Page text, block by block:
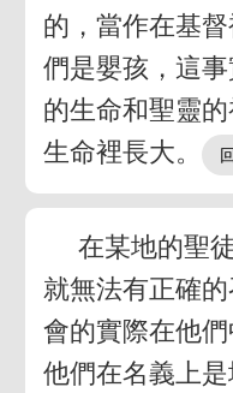
的，當作在基
們是嬰孩，這
的生命和聖靈
生命裡長大。
在某地的聖
就無法有正確
會的實際在他
他們在名義上